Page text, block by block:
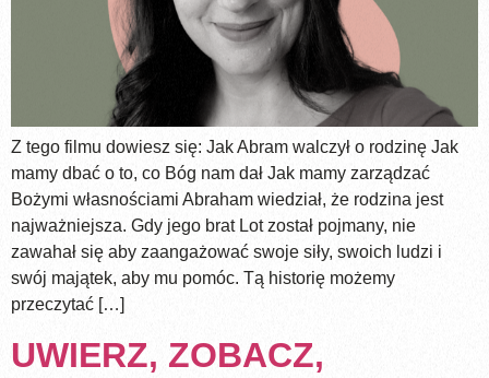
Z tego filmu dowiesz się: Jak Abram walczył o rodzinę Jak
mamy dbać o to, co Bóg nam dał Jak mamy zarządzać
Bożymi własnościami Abraham wiedział, że rodzina jest
najważniejsza. Gdy jego brat Lot został pojmany, nie
zawahał się aby zaangażować swoje siły, swoich ludzi i
swój majątek, aby mu pomóc. Tą historię możemy
przeczytać […]
UWIERZ, ZOBACZ,